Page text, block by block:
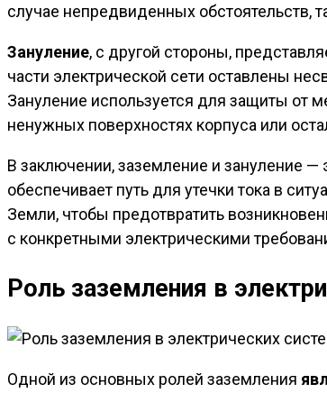
случае непредвиденных обстоятельств,
Зануление, с другой стороны,
части электрической сети оставлены
Зануление используется для защиты от
ненужных поверхностях корпуса или
В заключении, заземление и зануление
обеспечивает путь для утечки тока в
Земли, чтобы предотвратить
с конкретными электрическими
Роль заземления в
Одной из основных ролей заземления